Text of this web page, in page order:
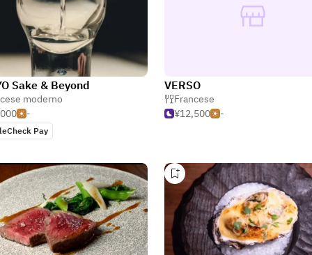
Sake & Beyond
moderno
-
Pay
VERSO
Francese
¥12,500
-